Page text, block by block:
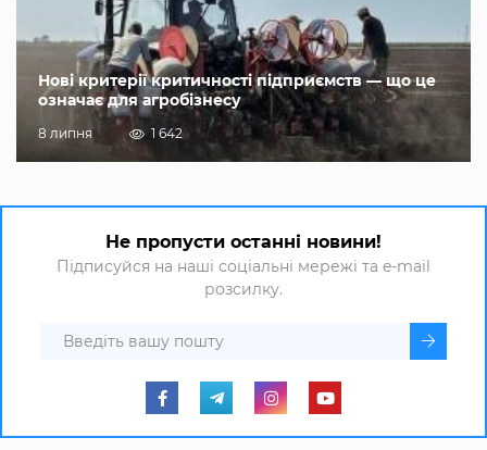
Нові критерії критичності підприємств — що це
означає для агробізнесу
8 липня 1 642
Не пропусти останні новини!
Підписуйся на наші соціальні мережі та e-mail
розсилку.